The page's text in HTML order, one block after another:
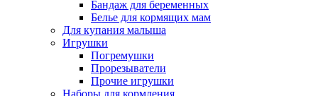
Бандаж для беременных
Белье для кормящих мам
Для купания малыша
Игрушки
Погремушки
Прорезыватели
Прочие игрушки
Наборы для кормления